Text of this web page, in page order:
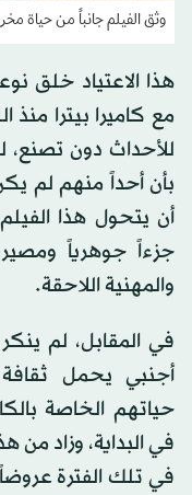
وثق الفيلم جانباً من حياة
هذا الاعتياد خلق
مع كاميرا بيترا
للأحداث دون تصنع،
بأن أحداً منهم لم
أن يتحول هذا
جزءاً جوهرياً
والمهنية اللاحقة.
في المقابل، لم
أجنبي يحمل
حياتهم الخاصة
في البداية، وزاد من
في تلك الفترة